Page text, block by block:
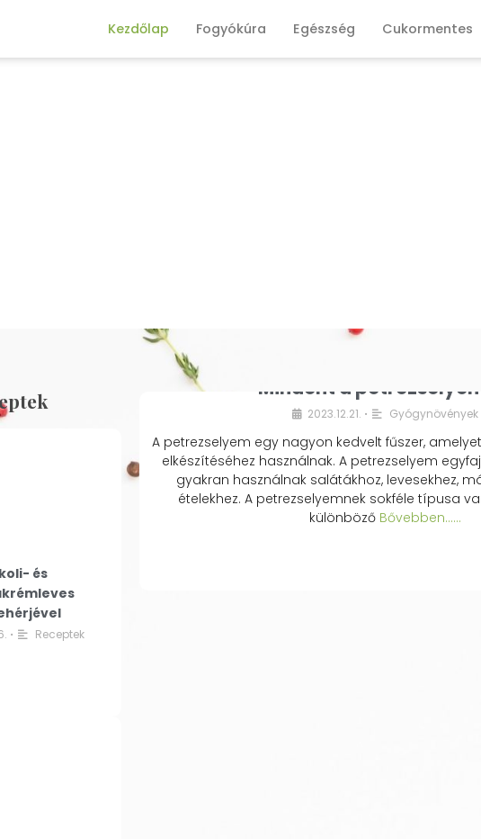
Kezdőlap Fogyókúra Egészség Cukormentes
és
• Receptek
Mindent a
2023.12.21. • Gyógynövények
A petrezselyem egy nagyon kedvelt fűszer,
elkészítéséhez használnak. A petrezselyem
gyakran használnak salátákhoz, levesekhez,
ételekhez. A petrezselyemnek sokféle típusa
különbözőBővebben...…